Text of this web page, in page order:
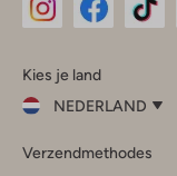
InstagramFacebook
Kies je land
NEDERLAND
je
Verzendmethodes